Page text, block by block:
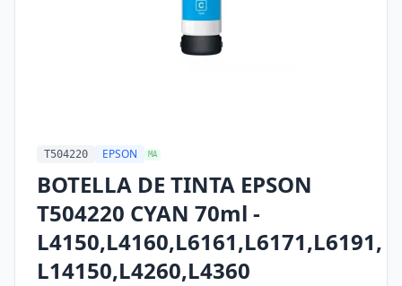
T504220 EPSON MA
BOTELLA DE TINTA EPSON
T504220 CYAN 70ml -
L4150,L4160,L6161,L6171,L6191,
L14150,L4260,L4360